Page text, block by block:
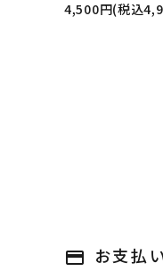
4,500円(税込
payment お支払